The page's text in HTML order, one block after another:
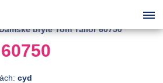
brýle Tom Tailor 60750
cyd